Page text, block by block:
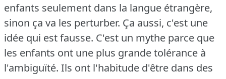
enfants seulement dans la langue étrangère,
sinon ça va les perturber. Ça aussi, c'est une
idée qui est fausse. C'est un mythe parce que
les enfants ont une plus grande tolérance à
l'ambiguïté. Ils ont l'habitude d'être dans des